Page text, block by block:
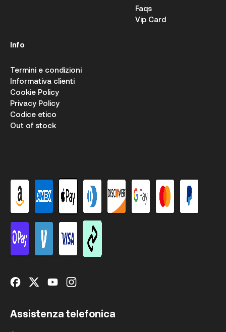
Faqs
Vip Card
Info
Termini e condizioni
Informativa clienti
Cookie Policy
Privacy Policy
Codice etico
Out of stock
Assistenza telefonica